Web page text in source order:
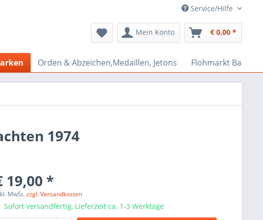
Service/Hilfe
Mein Konto € 0,00 *
Orden & Abzeichen,Medaillen, Jetons Flohmarkt Bazar
1974
19,00 *
MwSt.zzgl. Versandkosten
Sofort versandfertig, Lieferzeit ca. 1-3 Werktage